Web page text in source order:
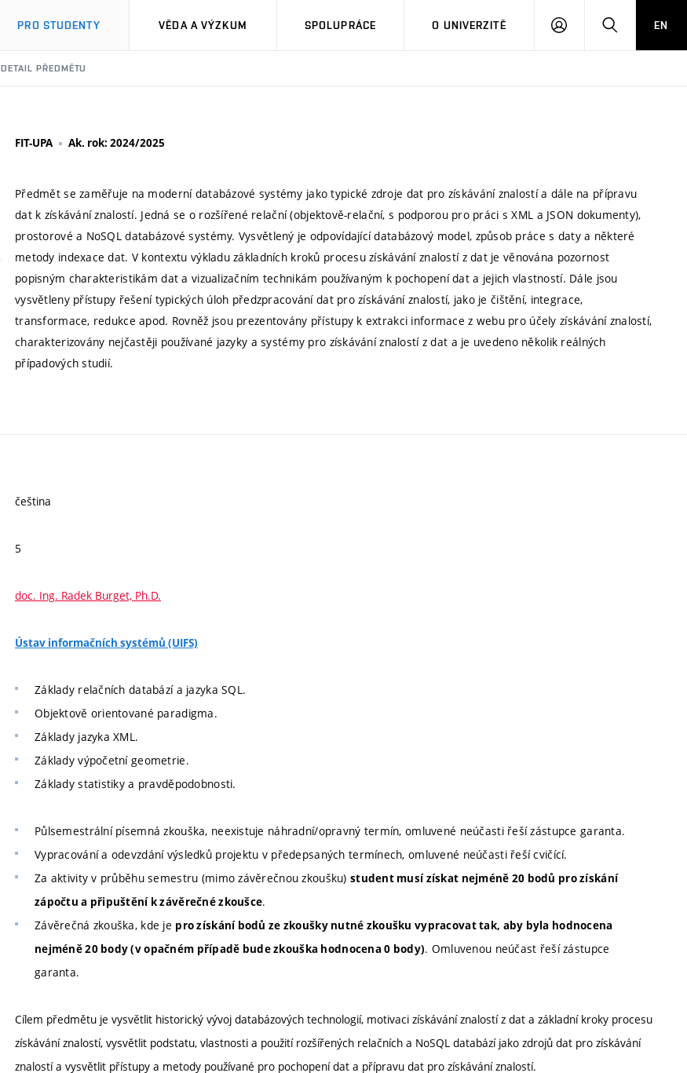
PRO STUDENTY VĚDA A VÝZKUM SPOLUPRÁCE O UNIVERZITĚ
PŘIHLÁSIT HLEDATEN
DETAIL PŘEDMĚTU
FIT-UPA Ak. rok: 2024/2025
Předmět se zaměřuje na moderní databázové systémy jako typické zdroje dat pro získávání znalostí a dále na přípravu
dat k získávání znalostí. Jedná se o rozšířené relační (objektově-relační, s podporou pro práci s XML a JSON dokumenty),
prostorové a NoSQL databázové systémy. Vysvětlený je odpovídající databázový model, způsob práce s daty a některé
metody indexace dat. V kontextu výkladu základních kroků procesu získávání znalostí z dat je věnována pozornost
popisným charakteristikám dat a vizualizačním technikám používaným k pochopení dat a jejich vlastností. Dále jsou
vysvětleny přístupy řešení typických úloh předzpracování dat pro získávání znalostí, jako je čištění, integrace,
transformace, redukce apod. Rovněž jsou prezentovány přístupy k extrakci informace z webu pro účely získávání znalostí,
charakterizovány nejčastěji používané jazyky a systémy pro získávání znalostí z dat a je uvedeno několik reálných
případových studií.
čeština
5
doc. Ing. Radek Burget, Ph.D.
Ústav informačních systémů (UIFS)
Základy relačních databází a jazyka SQL.
Objektově orientované paradigma.
Základy jazyka XML.
Základy výpočetní geometrie.
Základy statistiky a pravděpodobnosti.
Půlsemestrální písemná zkouška, neexistuje náhradní/opravný termín, omluvené neúčasti řeší zástupce garanta.
Vypracování a odevzdání výsledků projektu v předepsaných termínech, omluvené neúčasti řeší cvičící.
Za aktivity v průběhu semestru (mimo závěrečnou zkoušku) student musí získat nejméně 20 bodů pro získání
zápočtu a připuštění k závěrečné zkoušce.
Závěrečná zkouška, kde je pro získání bodů ze zkoušky nutné zkoušku vypracovat tak, aby byla hodnocena
nejméně 20 body (v opačném případě bude zkouška hodnocena 0 body). Omluvenou neúčast řeší zástupce
garanta.
Cílem předmětu je vysvětlit historický vývoj databázových technologií, motivaci získávání znalostí z dat a základní kroky procesu
získávání znalostí, vysvětlit podstatu, vlastnosti a použití rozšířených relačních a NoSQL databází jako zdrojů dat pro získávání
znalostí a vysvětlit přístupy a metody používané pro pochopení dat a přípravu dat pro získávání znalostí.